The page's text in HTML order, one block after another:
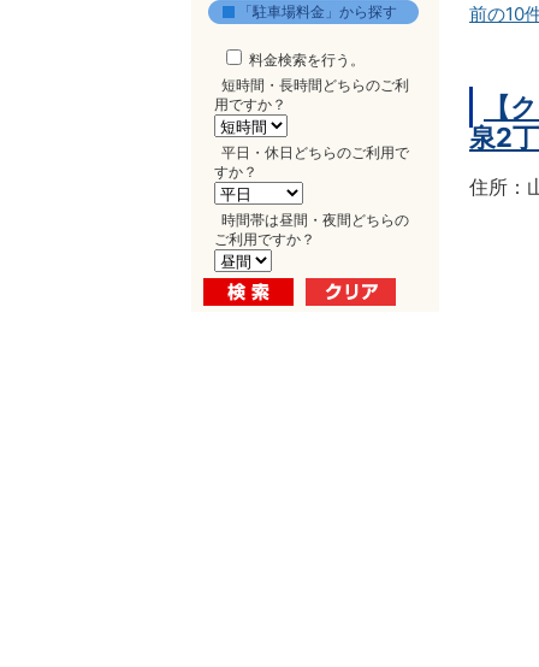
「駐車場料金」から探す
料金検索を行う。
短時間・長時間どちらのご利
用ですか？
平日・休日どちらのご利用で
すか？
時間帯は昼間・夜間どちらの
ご利用ですか？
前の10
【
泉2
住所：